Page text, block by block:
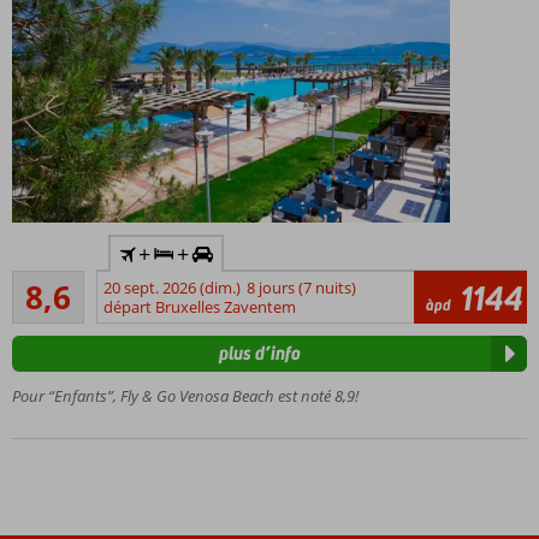
location
incluse
Excellente
vacances
pour
8,6
Recommandé
28
commentaires
+ +
20 sept. 2026 (dim.) 8 jours (7 nuits)
départ Bruxelles Zaventem
àpd 1144
Pour “Enfants”, Fly & Go Venosa Beach est noté 8,9!
plus d’info